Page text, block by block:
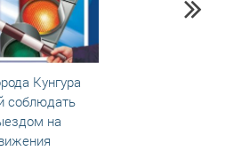
Кунгура
соблюдать
на